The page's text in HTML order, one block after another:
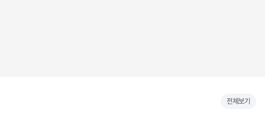
전체보기